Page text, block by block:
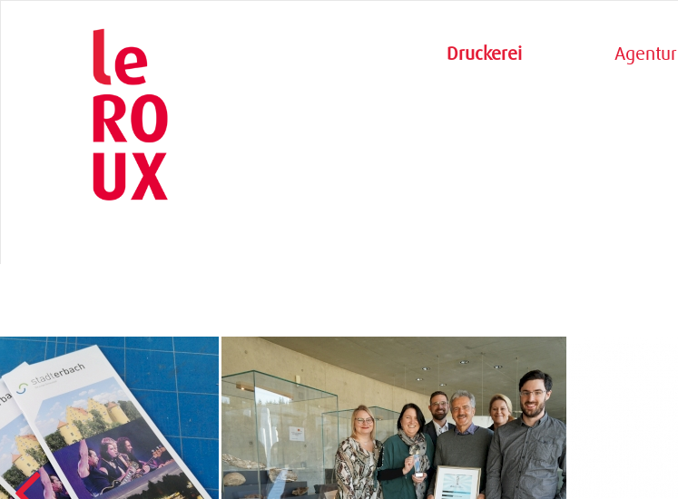
Druckerei Agentur